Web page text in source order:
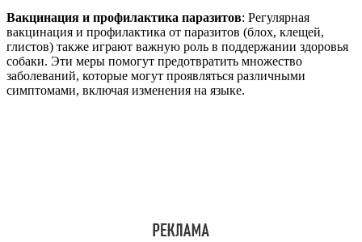
Вакцинация и профилактика паразитов: Регулярная
вакцинация и профилактика от паразитов (блох, клещей,
глистов) также играют важную роль в поддержании здоровья
собаки. Эти меры помогут предотвратить множество
заболеваний, которые могут проявляться различными
симптомами, включая изменения на языке.